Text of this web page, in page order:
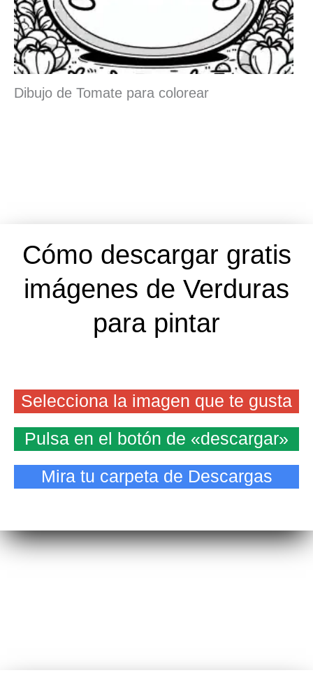
Dibujo de Tomate para colorear
Cómo descargar gratis
imágenes de Verduras
para pintar
Selecciona la imagen que te gusta
Pulsa en el botón de «descargar»
Mira tu carpeta de Descargas